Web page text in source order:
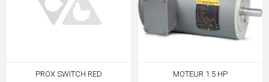
PROX SWITCH RED MOTEUR 1.5 HP